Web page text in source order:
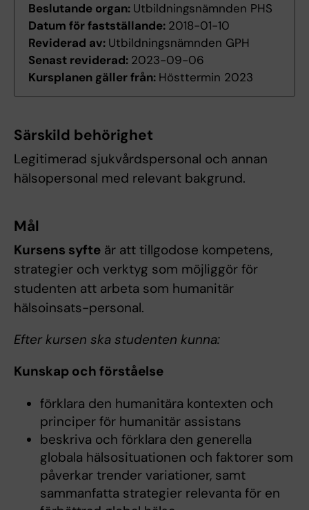
Beslutande organ: Utbildningsnämnden PHS
Datum för fastställande: 2018-01-10
Reviderad av: Utbildningsnämnden GPH
Senast reviderad: 2023-09-06
Kursplanen gäller från: Hösttermin 2023
Särskild behörighet
Legitimerad sjukvårdspersonal och annan
hälsopersonal med relevant bakgrund.
Mål
Kursens syfte är att tillgodose kompetens,
strategier och verktyg som möjliggör för
studenten att arbeta som humanitär
hälsoinsats-personal.
Efter kursen ska studenten kunna:
Kunskap och förståelse
förklara den humanitära kontexten och
principer för humanitär assistans
beskriva och förklara den generella
globala hälsosituationen och faktorer som
påverkar trender variationer, samt
sammanfatta strategier relevanta för en